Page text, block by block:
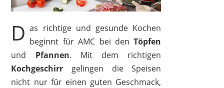
D as richtige und gesunde Kochen
beginnt für AMC bei denTöpfen
und Pfannen. Mit dem richtigen
Kochgeschirr gelingen die Speisen
nicht nur für einen guten Geschmack,